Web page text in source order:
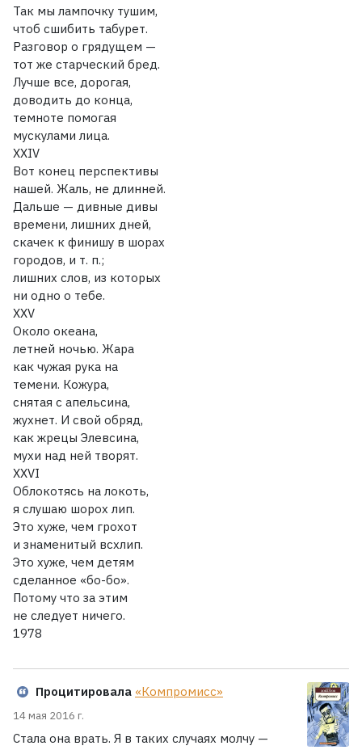
Так мы лампочку тушим,
чтоб сшибить табурет.
Разговор о грядущем —
тот же старческий бред.
Лучше все, дорогая,
доводить до конца,
темноте помогая
мускулами лица.
XXIV
Вот конец перспективы
нашей. Жаль, не длинней.
Дальше — дивные дивы
времени, лишних дней,
скачек к финишу в шорах
городов, и т. п.;
лишних слов, из которых
ни одно о тебе.
XXV
Около океана,
летней ночью. Жара
как чужая рука на
темени. Кожура,
снятая с апельсина,
жухнет. И свой обряд,
как жрецы Элевсина,
мухи над ней творят.
XXVI
Облокотясь на локоть,
я слушаю шорох лип.
Это хуже, чем грохот
и знаменитый всхлип.
Это хуже, чем детям
сделанное «бо-бо».
Потому что за этим
не следует ничего.
1978
Процитировала «Компромисс»
14 мая 2016 г.
Стала она врать. Я в таких случаях молчу —